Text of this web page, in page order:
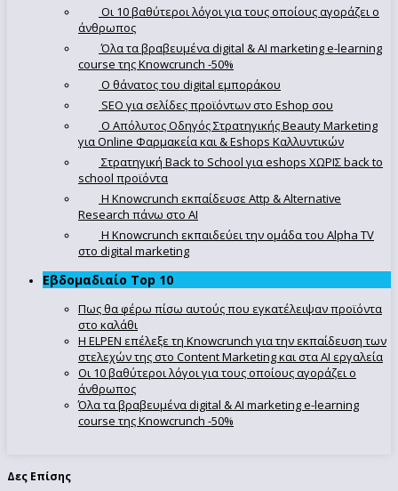
Οι 10 βαθύτεροι λόγοι για τους οποίους αγοράζει ο
άνθρωπος
Όλα τα βραβευμένα digital & AI marketing e-learning
course της Knowcrunch -50%
Ο θάνατος του digital εμποράκου
SEO για σελίδες προϊόντων στο Eshop σου
Ο Απόλυτoς Οδηγός Στρατηγικής Beauty Marketing
για Online Φαρμακεία και & Eshops Καλλυντικών
Στρατηγική Back to School για eshops ΧΩΡΙΣ back to
school προϊόντα
Η Knowcrunch εκπαίδευσε Attp & Alternative
Research πάνω στο ΑΙ
Η Knowcrunch εκπαιδεύει την ομάδα του Alpha TV
στο digital marketing
Εβδομαδιαίο Top 10
Πως θα φέρω πίσω αυτούς που εγκατέλειψαν προϊόντα
στο καλάθι
Η ELPEN επέλεξε τη Knowcrunch για την εκπαίδευση των
στελεχών της στο Content Marketing και στα AI εργαλεία
Οι 10 βαθύτεροι λόγοι για τους οποίους αγοράζει ο
άνθρωπος
Όλα τα βραβευμένα digital & AI marketing e-learning
course της Knowcrunch -50%
Δες Επίσης